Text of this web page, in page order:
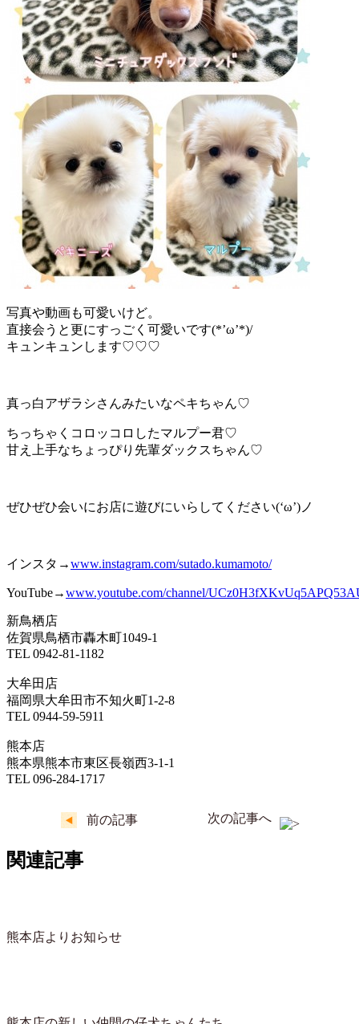
写真や動画も可愛いけど。
直接会うと更にすっごく可愛いです(*’ω’*)/
キュンキュンします♡♡♡
真っ白アザラシさんみたいなペキちゃん♡
ちっちゃくコロッコロしたマルプー君♡
甘え上手なちょっぴり先輩ダックスちゃん♡
ぜひぜひ会いにお店に遊びにいらしてください(‘ω’)ノ
インスタ→www.instagram.com/sutado.kumamoto/
YouTube→www.youtube.com/channel/UCz0H3fXKvUq5A
新鳥栖店
佐賀県鳥栖市轟木町1049-1
TEL 0942-81-1182
大牟田店
福岡県大牟田市不知火町1-2-8
TEL 0944-59-5911
熊本店
熊本県熊本市東区長嶺西3-1-1
TEL 096-284-1717
前の記事 次の記事へ
関連記事
熊本店よりお知らせ